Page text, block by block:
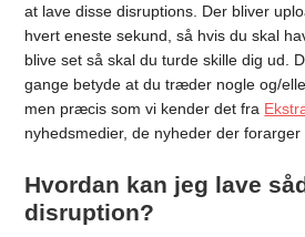
at lave disse disruptions. Der bliver
hvert eneste sekund, så hvis du skal
blive set så skal du turde skille dig ud.
gange betyde at du træder nogle og/
men præcis som vi kender det fra
nyhedsmedier, de nyheder der
Hvordan kan jeg lave
disruption?